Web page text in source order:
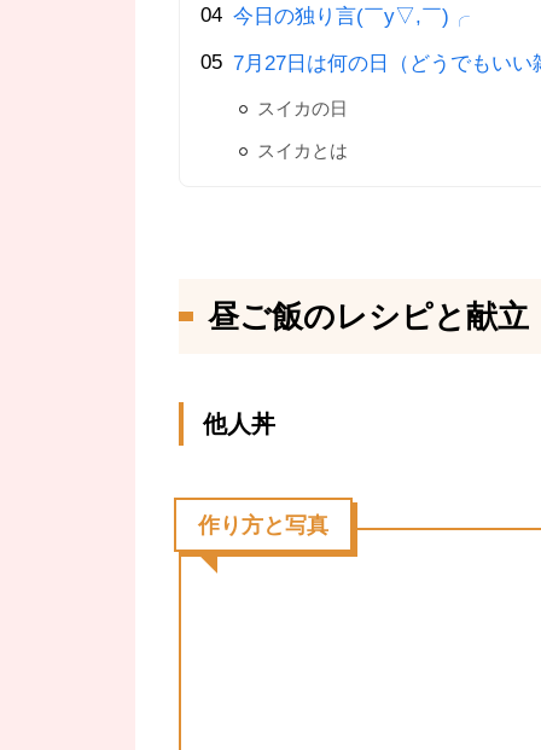
今日の独り言(￣y▽,￣)╭
7月27日は何の日（どうでもいい
スイカの日
スイカとは
昼ご飯のレシピと献立
他人丼
作り方と写真